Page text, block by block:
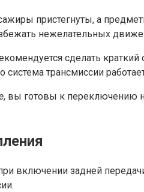
пристегнуты, а
нежелательных
сделать
система трансмиссии
, вы готовы к переключению
включении задней